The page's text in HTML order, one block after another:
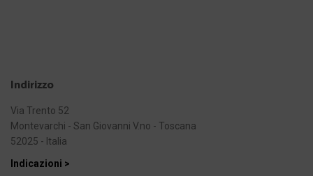
Indirizzo
Via Trento 52
Montevarchi - San Giovanni V.no - Toscana
52025 - Italia
Indicazioni >